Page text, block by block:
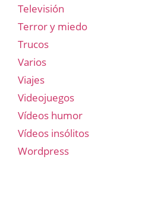
Televisión
Terror y miedo
Trucos
Varios
Viajes
Videojuegos
Vídeos humor
Vídeos insólitos
Wordpress